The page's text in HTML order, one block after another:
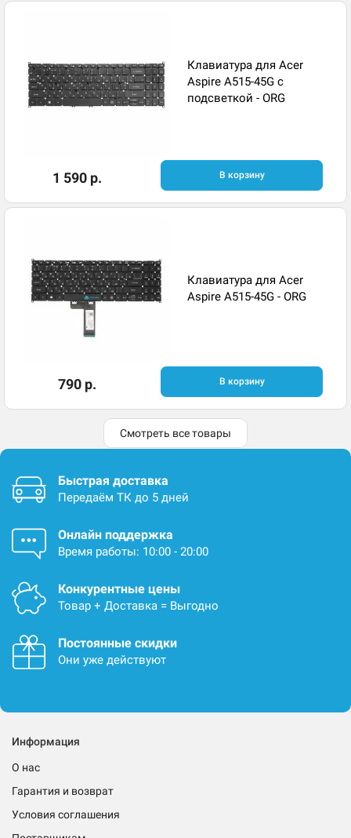
Клавиатура для Acer
Aspire A515-45G с
подсветкой - ORG
1 590 р. В корзину
Клавиатура для Acer
Aspire A515-45G - ORG
790 р. В корзину
Смотреть все товары
Быстрая доставка
Передаём ТК до 5 дней
Онлайн поддержка
Время работы: 10:00 - 20:00
Конкурентные цены
Товар + Доставка = Выгодно
Постоянные скидки
Они уже действуют
Информация
О нас
Гарантия и возврат
Условия соглашения